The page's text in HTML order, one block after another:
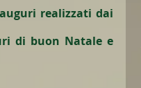
realizzati dai
di buon Natale e